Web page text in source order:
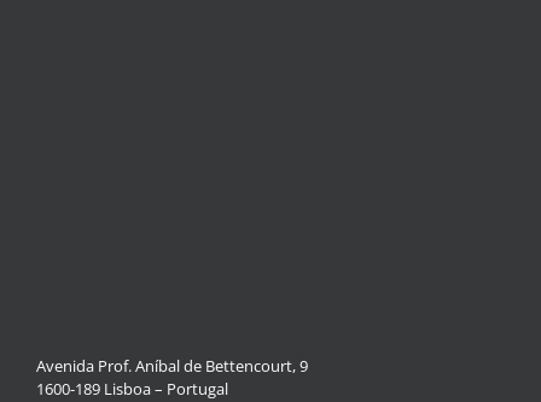
Avenida Prof. Aníbal de Bettencourt, 9
1600-189 Lisboa – Portugal